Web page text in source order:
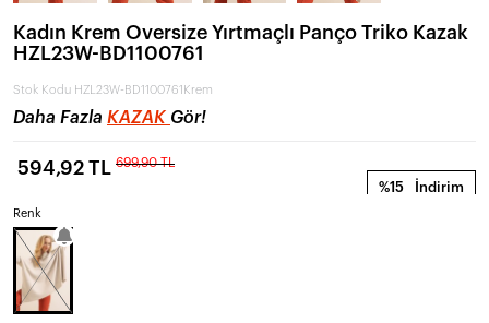
Kadın Krem Oversize Yırtmaçlı Panço Triko Kazak
HZL23W-BD1100761
Stok Kodu HZL23W-BD1100761Krem
Daha Fazla KAZAK Gör!
%15 İndirim
594,92 TL 699,90 TL
Renk